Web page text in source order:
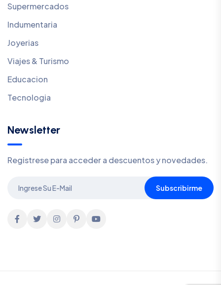
Supermercados
Indumentaria
Joyerias
Viajes & Turismo
Educacion
Tecnologia
Newsletter
Registrese para acceder a descuentos y novedades.
Subscribirme